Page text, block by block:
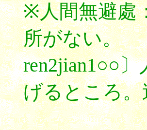
※人間無避處
所がない。
ren2jian1○○
げるところ